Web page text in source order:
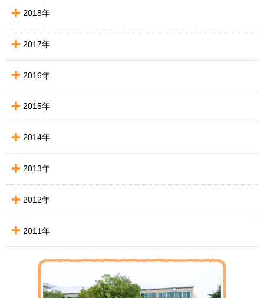
2018年
2017年
2016年
2015年
2014年
2013年
2012年
2011年